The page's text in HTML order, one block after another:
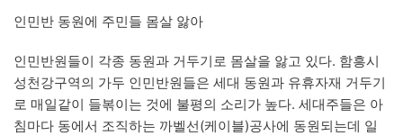
인민반 동원에 주민들 몸살 앓아
인민반원들이 각종 동원과 거두기로 몸살을 앓고 있다. 함흥시
성천강구역의 가두 인민반원들은 세대 동원과 유휴자재 거두기
로 매일같이 들볶이는 것에 불평의 소리가 높다. 세대주들은 아
침마다 동에서 조직하는 까벨선(케이블)공사에 동원되는데 일